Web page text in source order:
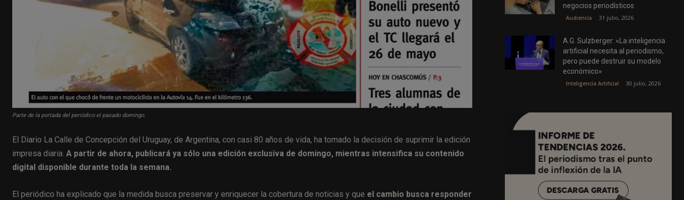
Parte de la portada del periódico el pasado domingo.
El Diario La Calle de Concepción del Uruguay, de Argentina, con casi 80 años de vida, ha tomado la decisión de suprimir la edición
impresa diaria. A partir de ahora, publicará ya sólo una edición exclusiva de domingo, mientras intensifica su contenido
digital disponible durante toda la semana.
El periódico ha explicado que la medida busca preservar y enriquecer la cobertura de noticias y que el cambio busca responder
negocios periodísticos
Audiencia 31 julio, 2026
A.G. Sulzberger: «La inteligencia
artificial necesita al periodismo,
pero puede destruir su modelo
económico»
Inteligencia Artificial 30 julio, 2026